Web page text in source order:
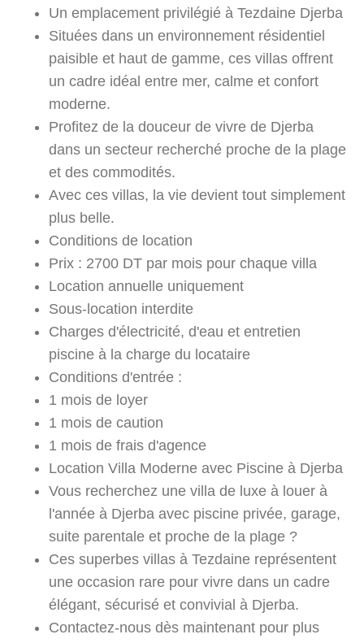
Un emplacement privilégié à Tezdaine Djerba
Situées dans un environnement résidentiel
paisible et haut de gamme, ces villas offrent
un cadre idéal entre mer, calme et confort
moderne.
Profitez de la douceur de vivre de Djerba
dans un secteur recherché proche de la plage
et des commodités.
Avec ces villas, la vie devient tout simplement
plus belle.
Conditions de location
Prix : 2700 DT par mois pour chaque villa
Location annuelle uniquement
Sous-location interdite
Charges d'électricité, d'eau et entretien
piscine à la charge du locataire
Conditions d'entrée :
1 mois de loyer
1 mois de caution
1 mois de frais d'agence
Location Villa Moderne avec Piscine à Djerba
Vous recherchez une villa de luxe à louer à
l'année à Djerba avec piscine privée, garage,
suite parentale et proche de la plage ?
Ces superbes villas à Tezdaine représentent
une occasion rare pour vivre dans un cadre
élégant, sécurisé et convivial à Djerba.
Contactez-nous dès maintenant pour plus